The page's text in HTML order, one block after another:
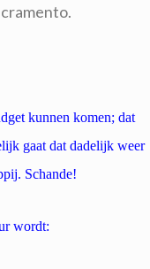
kunnen komen; dat
gaat dat dadelijk weer
Schande!
wordt: